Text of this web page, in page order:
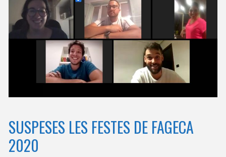
SUSPESES LES FESTES DE FAGECA
2020